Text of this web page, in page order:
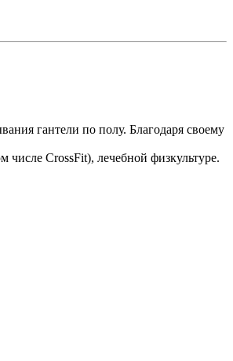
гантели по полу. Благодаря своему
CrossFit), лечебной физкультуре.